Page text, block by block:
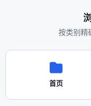
按类别精
首页